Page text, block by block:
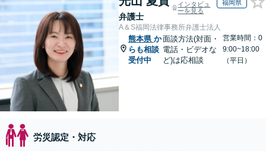
弁護士
インタビュ
ーを見る
福岡県
A＆S福岡法律事務所弁護士法人
熊本県 か
らも相談
受付中
面談方法(対面・
電話・ビデオな
ど)は応相談
営業時間：0
9:00~18:00
（平日）
労災認定・対応